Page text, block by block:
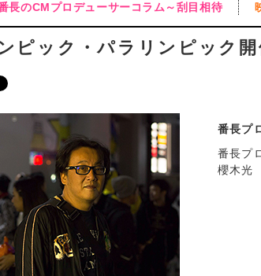
長のCMプロデューサーコラム～刮目相待
ピック・パラリンピック開
番長プ
番長プ
櫻木光